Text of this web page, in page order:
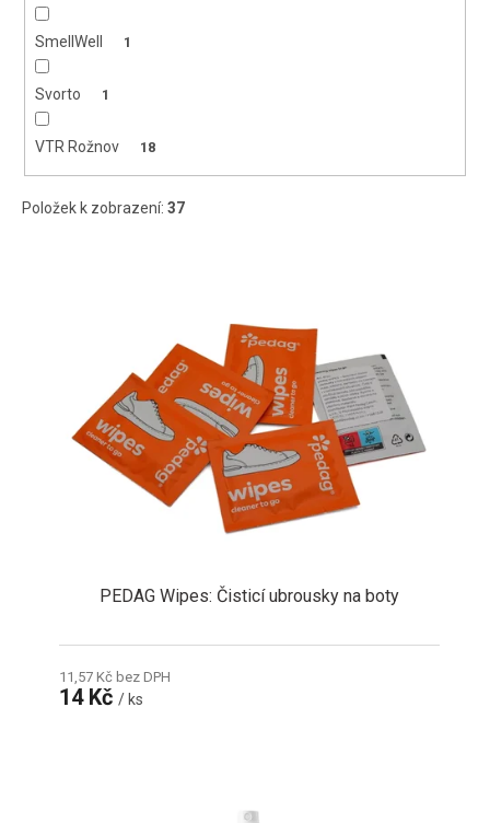
SmellWell 1
Svorto 1
VTR Rožnov 18
Položek k zobrazení: 37
PEDAG Wipes: Čisticí ubrousky na boty
11,57 Kč bez DPH
14 Kč/ ks